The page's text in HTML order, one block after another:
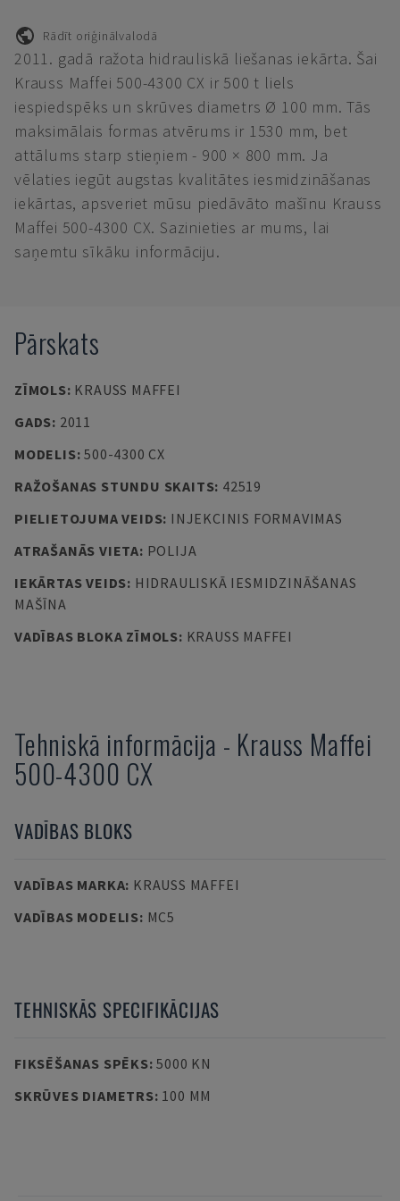
Rādīt oriģinālvalodā
2011. gadā ražota hidrauliskā liešanas iekārta. Šai
Krauss Maffei 500-4300 CX ir 500 t liels
iespiedspēks un skrūves diametrs Ø 100 mm. Tās
maksimālais formas atvērums ir 1530 mm, bet
attālums starp stieņiem - 900 × 800 mm. Ja
vēlaties iegūt augstas kvalitātes iesmidzināšanas
iekārtas, apsveriet mūsu piedāvāto mašīnu Krauss
Maffei 500-4300 CX. Sazinieties ar mums, lai
saņemtu sīkāku informāciju.
Pārskats
ZĪMOLS: KRAUSS MAFFEI
GADS: 2011
MODELIS:500-4300 CX
RAŽOŠANAS STUNDU SKAITS: 42519
PIELIETOJUMA VEIDS: INJEKCINIS FORMAVIMAS
ATRAŠANĀS VIETA: POLIJA
IEKĀRTAS VEIDS: HIDRAULISKĀ IESMIDZINĀŠANAS
MAŠĪNA
VADĪBAS BLOKA ZĪMOLS: KRAUSS MAFFEI
Tehniskā informācija - Krauss Maffei
500-4300 CX
VADĪBAS BLOKS
VADĪBAS MARKA: KRAUSS MAFFEI
VADĪBAS MODELIS: MC5
TEHNISKĀS SPECIFIKĀCIJAS
FIKSĒŠANAS SPĒKS:5000 KN
SKRŪVES DIAMETRS: 100 MM